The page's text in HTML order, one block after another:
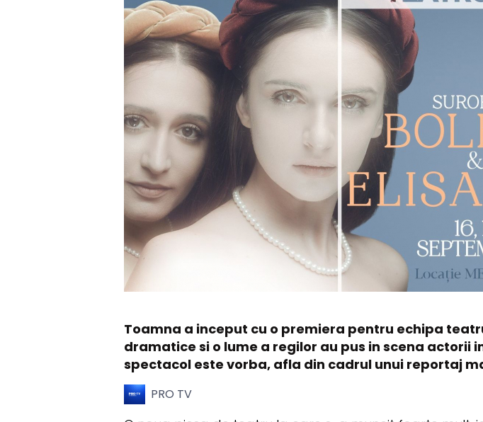
Toamna a inceput cu o premiera pentru echipa
dramatice si o lume a regilor au pus in scena actorii
spectacol este vorba, afla din cadrul unui reportaj
PRO TV